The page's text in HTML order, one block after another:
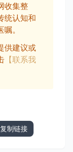
收集整
统认知和
。
供建议或
【联系我
复制链接